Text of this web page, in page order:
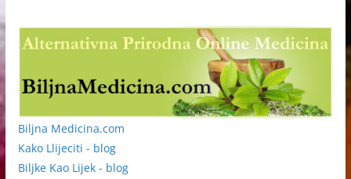
Biljna Medicina.com
Kako Llijeciti - blog
Biljke Kao Lijek - blog